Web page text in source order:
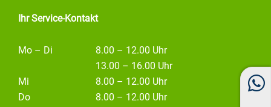
Ihr Service-Kontakt
Mo – Di
8.00 – 12.00 Uhr
13.00 – 16.00 Uhr
Mi
8.00 – 12.00 Uhr
Do
8.00 – 12.00 Uhr